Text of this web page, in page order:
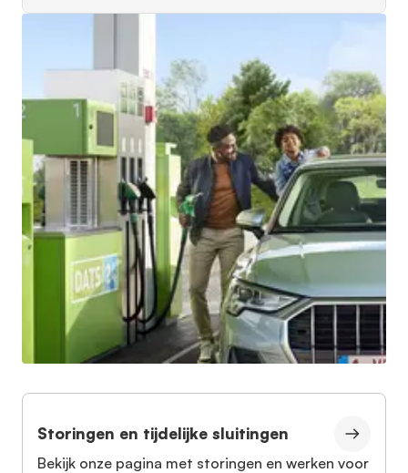
Storingen en tijdelijke sluitingen
Bekijk onze pagina met storingen en werken voor